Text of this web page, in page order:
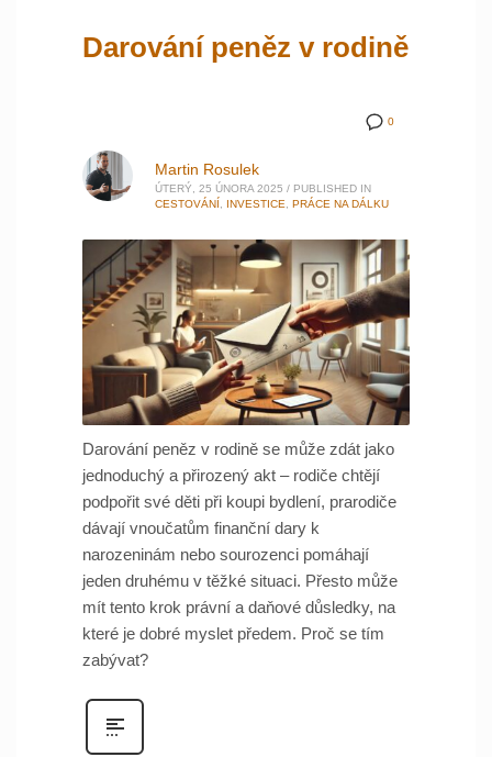
Darování peněz v rodině
0
Martin Rosulek
ÚTERÝ, 25 ÚNORA 2025 / PUBLISHED IN
CESTOVÁNÍ, INVESTICE, PRÁCE NA DÁLKU
Darování peněz v rodině se může zdát jako
jednoduchý a přirozený akt – rodiče chtějí
podpořit své děti při koupi bydlení, prarodiče
dávají vnoučatům finanční dary k
narozeninám nebo sourozenci pomáhají
jeden druhému v těžké situaci. Přesto může
mít tento krok právní a daňové důsledky, na
které je dobré myslet předem. Proč se tím
zabývat?